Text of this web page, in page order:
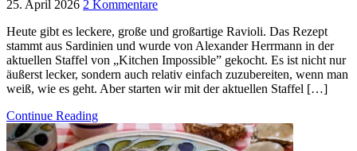
25. April 2026 2 Kommentare
Heute gibt es leckere, große und großartige Ravioli. Das Rezept
stammt aus Sardinien und wurde von Alexander Herrmann in der
aktuellen Staffel von „Kitchen Impossible” gekocht. Es ist nicht nur
äußerst lecker, sondern auch relativ einfach zuzubereiten, wenn man
weiß, wie es geht. Aber starten wir mit der aktuellen Staffel […]
Continue Reading